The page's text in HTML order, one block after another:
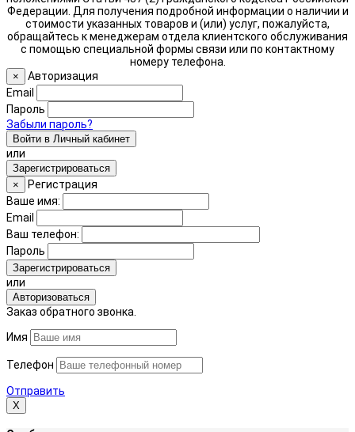
Федерации. Для получения подробной информации о наличии и
стоимости указанных товаров и (или) услуг, пожалуйста,
обращайтесь к менеджерам отдела клиентского обслуживания
с помощью специальной формы связи или по контактному
номеру телефона.
×
Авторизация
Email
Пароль
Забыли пароль?
Войти в Личный кабинет
или
Зарегистрироваться
×
Регистрация
Ваше имя:
Email
Ваш телефон:
Пароль
Зарегистрироваться
или
Авторизоваться
Заказ обратного звонка.
Имя
Телефон
Отправить
Х